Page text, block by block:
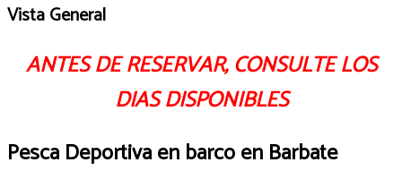
Vista General
ANTES DE RESERVAR, CONSULTE LOS
DIAS DISPONIBLES
Pesca Deportiva en barco en Barbate